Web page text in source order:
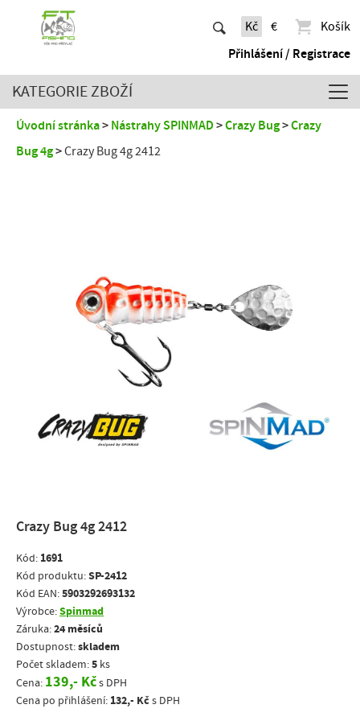
Kč €
Košík
Přihlášení / Registrace
KATEGORIE ZBOŽÍ
Úvodní stránka Nástrahy SPINMAD Crazy Bug
Crazy
Bug 4g
Crazy Bug 4g 2412
Crazy Bug 4g 2412
Kód: 1691
Kód produktu:SP-2412
Kód EAN:5903292693132
Výrobce:Spinmad
Záruka:24 měsíců
Dostupnost:skladem
Počet skladem:5 ks
Cena: 139,- Kčs DPH
Cena po přihlášení: 132,- Kč s DPH